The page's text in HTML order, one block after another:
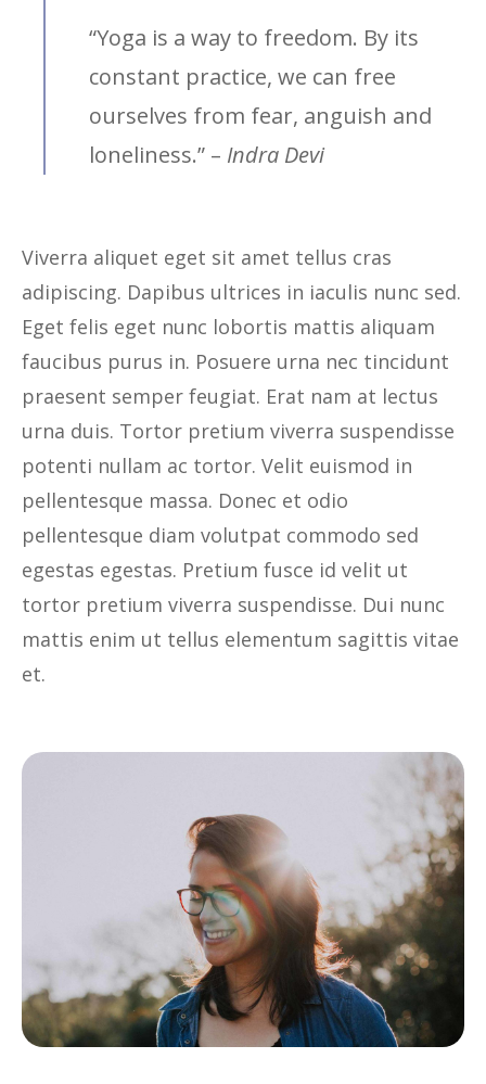
“Yoga is a way to freedom. By its
constant practice, we can free
ourselves from fear, anguish and
loneliness.” – Indra Devi
Viverra aliquet eget sit amet tellus cras
adipiscing. Dapibus ultrices in iaculis nunc sed.
Eget felis eget nunc lobortis mattis aliquam
faucibus purus in. Posuere urna nec tincidunt
praesent semper feugiat. Erat nam at lectus
urna duis. Tortor pretium viverra suspendisse
potenti nullam ac tortor. Velit euismod in
pellentesque massa. Donec et odio
pellentesque diam volutpat commodo sed
egestas egestas. Pretium fusce id velit ut
tortor pretium viverra suspendisse. Dui nunc
mattis enim ut tellus elementum sagittis vitae
et.